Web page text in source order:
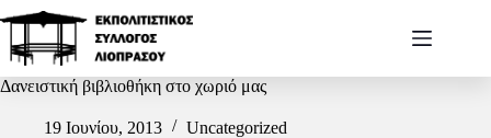
Δανειστική βιβλιοθήκη στο χωριό μας
19 Ιουνίου, 2013 Uncategorized